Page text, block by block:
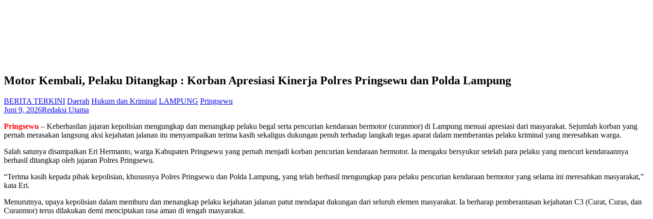
Motor Kembali, Pelaku Ditangkap : Korban Apresiasi Kinerja Polres Pringsewu dan Polda Lampung
BERITA TERKINI Daerah Hukum dan Kriminal LAMPUNG Pringsewu
Juni 9, 2026Redaksi Utama
Pringsewu – Keberhasilan jajaran kepolisian mengungkap dan menangkap pelaku begal serta pencurian kendaraan bermotor (curanmor) di Lampung menuai apresiasi dari masyarakat. Sejumlah korban yang
pernah merasakan langsung aksi kejahatan jalanan itu menyampaikan terima kasih sekaligus dukungan penuh terhadap langkah tegas aparat dalam memberantas pelaku kriminal yang meresahkan warga.
Salah satunya disampaikan Eri Hermanto, warga Kabupaten Pringsewu yang pernah menjadi korban pencurian kendaraan bermotor. Ia mengaku bersyukur setelah para pelaku yang mencuri kendaraannya
berhasil ditangkap oleh jajaran Polres Pringsewu.
“Terima kasih kepada pihak kepolisian, khususnya Polres Pringsewu dan Polda Lampung, yang telah berhasil mengungkap para pelaku pencurian kendaraan bermotor yang selama ini meresahkan masyarakat,”
kata Eri.
Menurutnya, upaya kepolisian dalam memburu dan menangkap pelaku kejahatan jalanan patut mendapat dukungan dari seluruh elemen masyarakat. Ia berharap pemberantasan kejahatan C3 (Curat, Curas, dan
Curanmor) terus dilakukan demi menciptakan rasa aman di tengah masyarakat.